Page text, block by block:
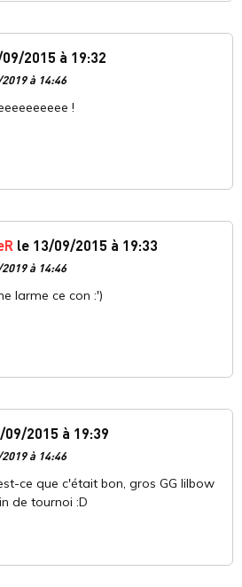
2015 à 19:32
à 14:46
!
le 13/09/2015 à 19:33
à 14:46
larme ce con :')
09/2015 à 19:39
à 14:46
ce que c'était bon, gros GG lilbow
de tournoi :D